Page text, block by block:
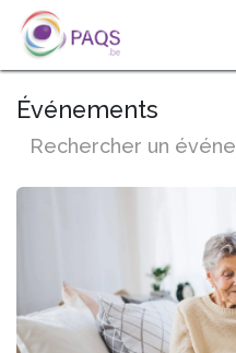
SE RENDRE AU CONTENU
Événements